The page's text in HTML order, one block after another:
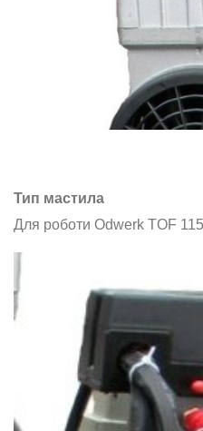
Тип мастила
Для роботи Odwerk TOF